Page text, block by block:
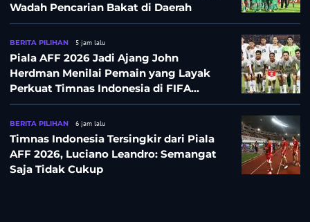
Wadah Pencarian Bakat di Daerah
BERITA PILIHAN 5 jam lalu
Piala AFF 2026 Jadi Ajang John
Herdman Menilai Pemain yang Layak
Perkuat Timnas Indonesia di FIFA
ASEAN Cup 2026
BERITA PILIHAN 6 jam lalu
Timnas Indonesia Tersingkir dari Piala
AFF 2026, Luciano Leandro: Semangat
Saja Tidak Cukup